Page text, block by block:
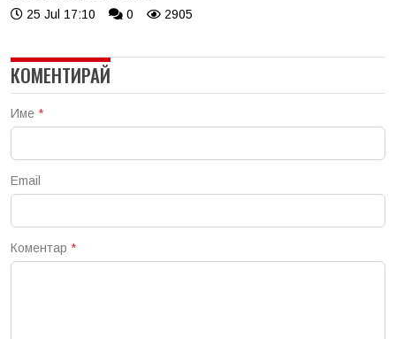
25 Jul 17:10 0 2905
КОМЕНТИРАЙ
Име *
Email
Коментар *